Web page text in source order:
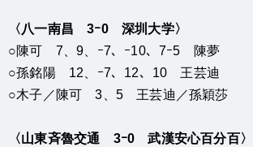
〈八一南昌 3ｰ0 深圳大学〉
○陳可 7、9、ｰ7、ｰ10、7ｰ5 陳夢
○孫銘陽 12、ｰ7、12、10 王芸迪
○木子／陳可 3、5 王芸迪／孫穎莎
〈山東斉魯交通 3ｰ0 武漢安心百分百〉